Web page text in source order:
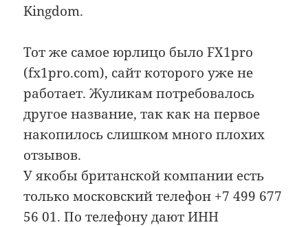
Kingdom.
Тот же самое юрлицо было FX1pro
(fx1pro.com), сайт которого уже не
работает. Жуликам потребовалось
другое название, так как на первое
накопилось слишком много плохих
отзывов.
У якобы британской компании есть
только московский телефон +7 499 677
56 01. По телефону дают ИНН